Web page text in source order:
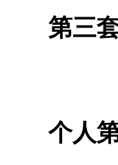
第三套
个人第